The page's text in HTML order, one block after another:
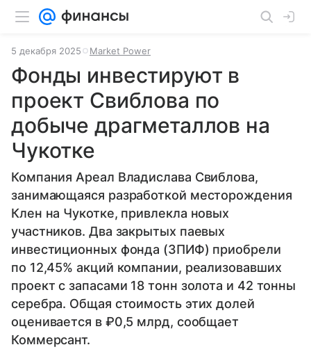
5 декабря 2025 Market Power
Фонды инвестируют в
проект Свиблова по
добыче драгметаллов на
Чукотке
Компания Ареал Владислава Свиблова,
занимающаяся разработкой месторождения
Клен на Чукотке, привлекла новых
участников. Два закрытых паевых
инвестиционных фонда (ЗПИФ) приобрели
по 12,45% акций компании, реализовавших
проект с запасами 18 тонн золота и 42 тонны
серебра. Общая стоимость этих долей
оценивается в ₽0,5 млрд, сообщает
Коммерсант.